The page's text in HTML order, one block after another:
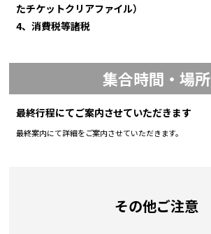
たチケットクリアファイル）
4、消費税等諸税
集合時間・場所
最終行程にてご案内させていただきます
最終案内にて詳細をご案内させていただきます。
その他ご注意